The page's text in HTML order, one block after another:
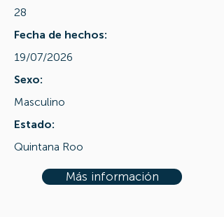
28
Fecha de hechos:
19/07/2026
Sexo:
Masculino
Estado:
Quintana Roo
Más información